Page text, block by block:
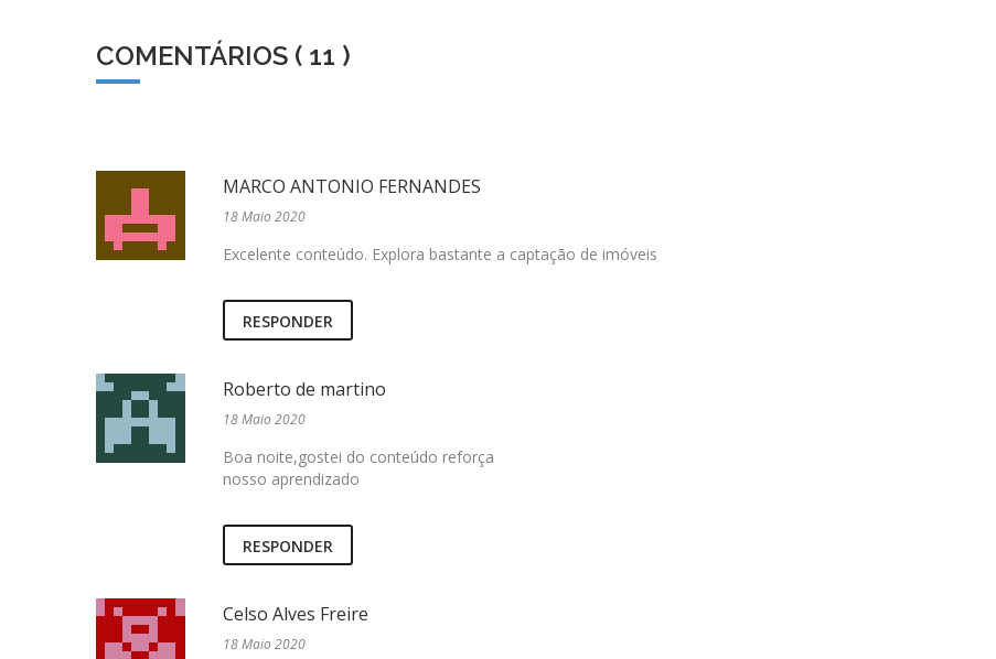
COMENTÁRIOS ( 11 )
MARCO ANTONIO FERNANDES
18 Maio 2020
Excelente conteúdo. Explora bastante a captação de imóveis
RESPONDER
Roberto de martino
18 Maio 2020
Boa noite,gostei do conteúdo reforça
nosso aprendizado
RESPONDER
Celso Alves Freire
18 Maio 2020